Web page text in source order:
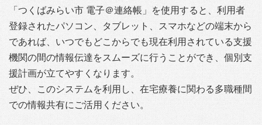
「つくばみらい市 電子＠連絡帳」を使用すると、利用者
登録されたパソコン、タブレット、スマホなどの端末から
であれば、いつでもどこからでも現在利用されている支援
機関の間の情報伝達をスムーズに行うことができ、個別支
援計画が立てやすくなります。
ぜひ、このシステムを利用し、在宅療養に関わる多職種間
での情報共有にご活用ください。